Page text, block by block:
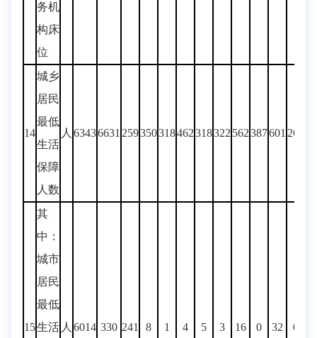
务机
构床
位
14
城乡
居民
最低
生活
保障
人数
人 63436631 259350318462318322 562387601 260
15
其
中：
城市
居民
最低
生活 人 6014 330 241 8 1 4 5 3 16 0 32 0